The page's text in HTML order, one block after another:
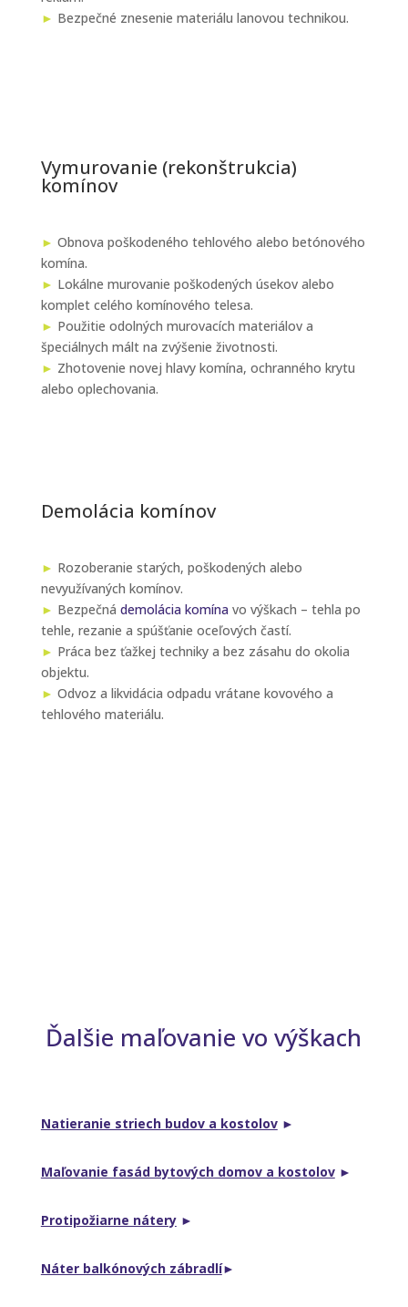
► Bezpečné znesenie materiálu lanovou technikou.
Vymurovanie (rekonštrukcia)
komínov
► Obnova poškodeného tehlového alebo betónového
komína.
► Lokálne murovanie poškodených úsekov alebo
komplet celého komínového telesa.
► Použitie odolných murovacích materiálov a
špeciálnych mált na zvýšenie životnosti.
► Zhotovenie novej hlavy komína, ochranného krytu
alebo oplechovania.
Demolácia komínov
► Rozoberanie starých, poškodených alebo
nevyužívaných komínov.
► Bezpečná demolácia komínavo výškach – tehla po
tehle, rezanie a spúšťanie oceľových častí.
► Práca bez ťažkej techniky a bez zásahu do okolia
objektu.
► Odvoz a likvidácia odpadu vrátane kovového a
tehlového materiálu.
Ďalšie maľovanie vo výškach
Natieranie striech budov a kostolov►
Maľovanie fasád bytových domov a kostolov►
Protipožiarne nátery►
Náter balkónových zábradlí►